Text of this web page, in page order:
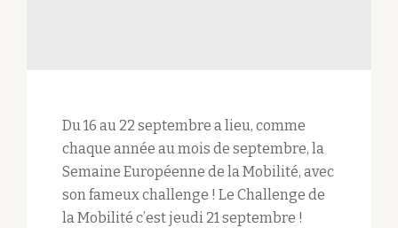
Du 16 au 22 septembre a lieu, comme
chaque année au mois de septembre, la
Semaine Européenne de la Mobilité, avec
son fameux challenge ! Le Challenge de
la Mobilité c’est jeudi 21 septembre !